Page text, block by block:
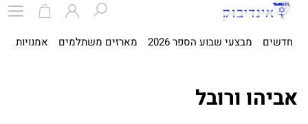
חדשים מבצעי שבוע הספר 2026 מארזים משתלמים אמנויות
אביהו ורובל